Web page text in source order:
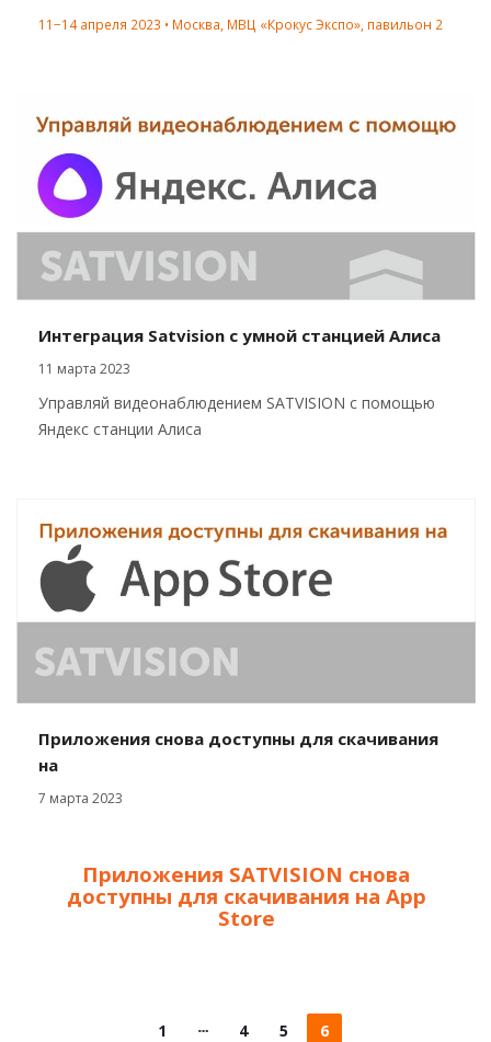
11−14 апреля 2023 • Москва, МВЦ «Крокус Экспо», павильон 2
Интеграция Satvision с умной станцией Алиса
11 марта 2023
Управляй видеонаблюдением SATVISION с помощью
Яндекс станции Алиса
Приложения снова доступны для скачивания
на
7 марта 2023
Приложения SATVISION снова
доступны для скачивания на App
Store
1 4 5 6